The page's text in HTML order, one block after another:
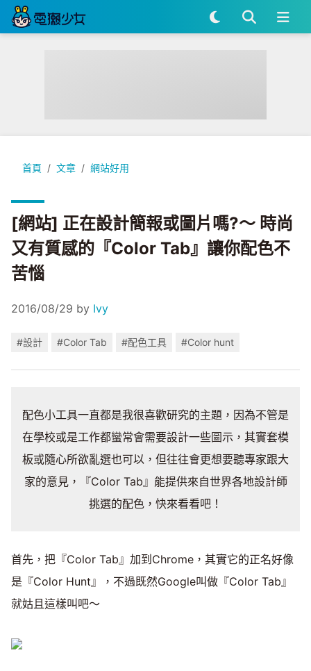
首頁 文章 網站好用
[網站] 正在設計簡報或圖片嗎?～ 時尚又有質感的『Color Tab
[網站] 正在設計簡報或圖片嗎?～ 時尚
又有質感的『Color Tab』讓你配色不
苦惱
2016/08/29 by Ivy
#設計 #Color Tab #配色工具 #Color hunt
配色小工具一直都是我很喜歡研究的主題，因為不管是
在學校或是工作都蠻常會需要設計一些圖示，其實套模
板或隨心所欲亂選也可以，但往往會更想要聽專家跟大
家的意見，『Color Tab』能提供來自世界各地設計師
挑選的配色，快來看看吧！
首先，把『Color Tab』加到Chrome，其實它的正名好像
是『Color Hunt』，不過既然Google叫做『Color Tab』
就姑且這樣叫吧～